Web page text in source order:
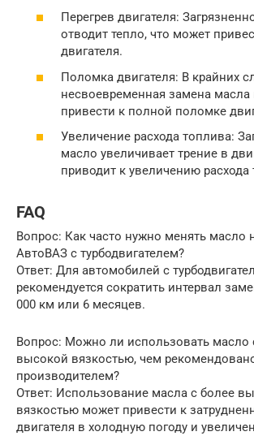
Перегрев двигателя:
отводит тепло, что может
двигателя.
Поломка двигателя: В крайних
несвоевременная замена
привести к полной поломке
Увеличение расхода топлива:
масло увеличивает трение в
приводит к увеличению расхода
FAQ
Вопрос: Как часто нужно менять масло
АвтоВАЗ с турбодвигателем?
Ответ: Для автомобилей с
рекомендуется сократить интервал
000 км или 6 месяцев.
Вопрос: Можно ли использовать масло
высокой вязкостью, чем
производителем?
Ответ: Использование масла с более
вязкостью может привести к
двигателя в холодную погоду и